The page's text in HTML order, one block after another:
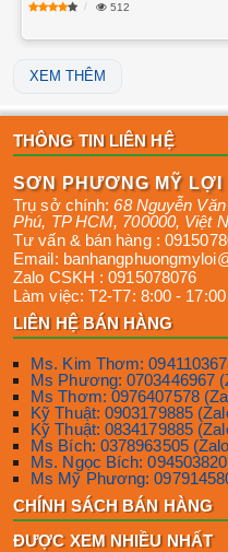
512
XEM THÊM
THÔNG TIN LIÊN HỆ
SƠN PHƯƠNG MỸ LỢI
Trụ sở chính:68 Nguyễn
Phú, TP HCM, 700000, Việt
Tư vấn & bán hàng :
Email:
Zalo CSKH :0915078076
Làm việc: T2-T7: 8:00 - 17:00
LIÊN HỆ BÁN HÀNG
Ms. Kim Thơm:
Ms Phương: 0703446967
Ms Thơm: 0976407578
Kỹ Thuật: 0903179885
Kỹ Thuật: 0834179885
Ms Bích: 0378963505
Ms. Ngọc Bích:
Ms Mỹ Phương:
CHÍNH SÁCH BÁN HÀNG
ĐƯỢC XEM NHIỀU NHẤT